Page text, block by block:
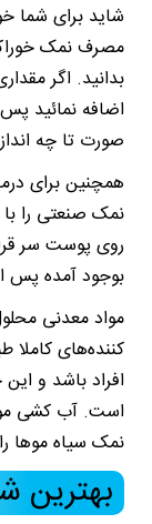
شاید برای شما
مصرف نمک
بدانید. اگر
اضافه نمائید
صورت تا چه
همچنین برای
نمک صنعتی را
روی پوست سر
بوجود آمده پس
مواد معدنی
کننده‌های
افراد باشد و
است. آب کشی
نمک سیاه موها
بهترین